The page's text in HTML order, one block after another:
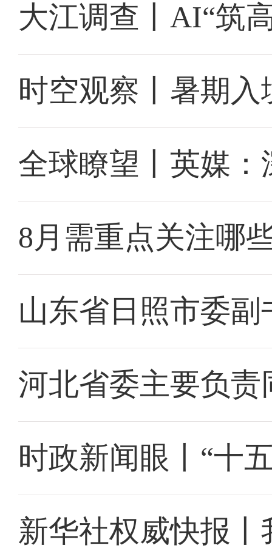
大江调查丨AI“筑
时空观察丨暑期入
全球瞭望丨英媒
8月需重点关注哪
山东省日照市委
河北省委主要负
时政新闻眼丨“十
新华社权威快报